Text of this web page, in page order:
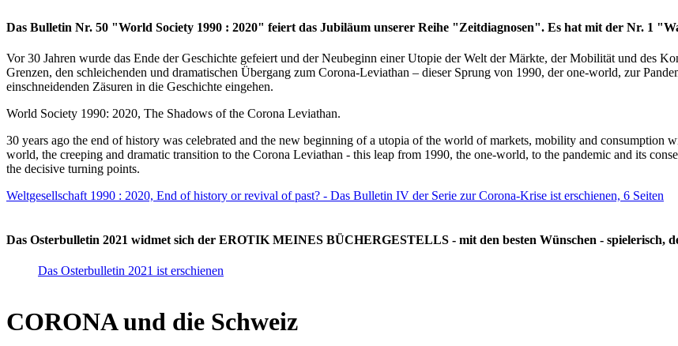
Das Bulletin Nr. 50 "World Society 1990 : 2020" feiert das Jubiläum unserer Reihe "Zeitdiagnosen". Es hat mit der Nr. 1
Vor 30 Jahren wurde das Ende der Geschichte gefeiert und der Neubeginn einer Utopie der Welt der Märkte, der Mobilität und des
Grenzen, den schleichenden und dramatischen Übergang zum Corona-Leviathan – dieser Sprung von 1990, der one-world, zur
einschneidenden Zäsuren in die Geschichte eingehen.
World Society 1990: 2020, The Shadows of the Corona Leviathan.
30 years ago the end of history was celebrated and the new beginning of a utopia of the world of markets, mobility and consumption
world, the creeping and dramatic transition to the Corona Leviathan - this leap from 1990, the one-world, to the pandemic and its
the decisive turning points.
Weltgesellschaft 1990 : 2020, End of history or revival of past? - Das Bulletin IV der Serie zur Corona-Krise ist erschienen, 6 Seiten
Das Osterbulletin 2021 widmet sich der EROTIK MEINES BÜCHERGESTELLS - mit den besten Wünschen - spielerisch,
Das Osterbulletin 2021 ist erschienen
CORONA und die Schweiz